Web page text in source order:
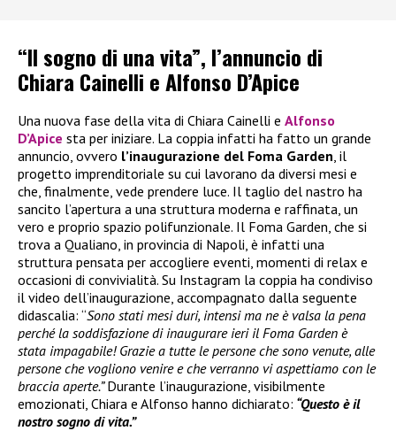
“Il sogno di una vita”, l’annuncio di
Chiara Cainelli e Alfonso D’Apice
Una nuova fase della vita di Chiara Cainelli e Alfonso
D’Apice sta per iniziare. La coppia infatti ha fatto un grande
annuncio, ovvero l’inaugurazione del Foma Garden , il
progetto imprenditoriale su cui lavorano da diversi mesi e
che, finalmente, vede prendere luce. Il taglio del nastro ha
sancito l’apertura a una struttura moderna e raffinata, un
vero e proprio spazio polifunzionale. Il Foma Garden, che si
trova a Qualiano, in provincia di Napoli, è infatti una
struttura pensata per accogliere eventi, momenti di relax e
occasioni di convivialità. Su Instagram la coppia ha condiviso
il video dell’inaugurazione, accompagnato dalla seguente
didascalia: “Sono stati mesi duri, intensi ma ne è valsa la pena
perché la soddisfazione di inaugurare ieri il Foma Garden è
stata impagabile! Grazie a tutte le persone che sono venute, alle
persone che vogliono venire e che verranno vi aspettiamo con le
braccia aperte.”Durante l’inaugurazione, visibilmente
emozionati, Chiara e Alfonso hanno dichiarato: “Questo è il
nostro sogno di vita.”